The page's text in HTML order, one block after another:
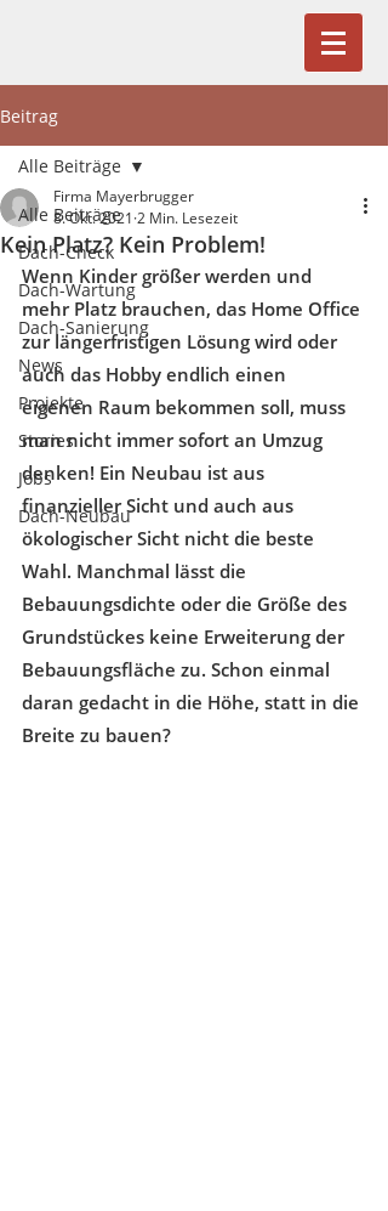
Beitrag
Alle Beiträge
Dach-Check
Dach-Wartung
Dach-Sanierung
News
Projekte
Stories
Jobs
Dach-Neubau
Alle Beiträge
Kein Platz? Kein Problem!
Firma Mayerbrugger
8. Okt. 2021 2 Min. Lesezeit
Wenn Kinder größer werden und
mehr Platz brauchen, das Home Office
zur längerfristigen Lösung wird oder
auch das Hobby endlich einen
eigenen Raum bekommen soll, muss
man nicht immer sofort an Umzug
denken! Ein Neubau ist aus
finanzieller Sicht und auch aus
ökologischer Sicht nicht die beste
Wahl. Manchmal lässt die
Bebauungsdichte oder die Größe des
Grundstückes keine Erweiterung der
Bebauungsfläche zu. Schon einmal
daran gedacht in die Höhe, statt in die
Breite zu bauen?